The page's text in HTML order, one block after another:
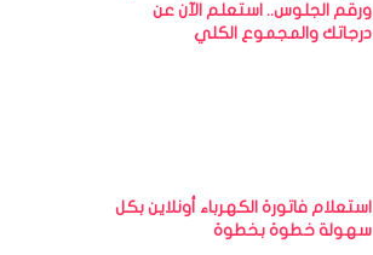
ورقم الجلوس.. استعلم الآن عن
درجاتك والمجموع الكلي
استعلام فاتورة الكهرباء أونلاين بكل
سهولة خطوة بخطوة